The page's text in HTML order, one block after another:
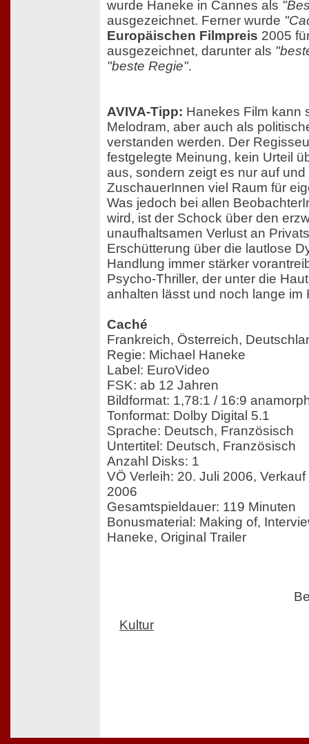
wurde Haneke in Cannes als
ausgezeichnet. Ferner wurde
Europäischen Filmpreis 2005
ausgezeichnet, darunter als
"beste Regie".
AVIVA-Tipp: Hanekes Film kann
Melodram, aber auch als
verstanden werden. Der
festgelegte Meinung, kein Urteil
aus, sondern zeigt es nur auf
ZuschauerInnen viel Raum für
Was jedoch bei allen
wird, ist der Schock über den
unaufhaltsamen Verlust an
Erschütterung über die lautlose
Handlung immer stärker
Psycho-Thriller, der unter die
anhalten lässt und noch lange im
Caché
Frankreich, Österreich,
Regie: Michael Haneke
Label: EuroVideo
FSK: ab 12 Jahren
Bildformat: 1,78:1 / 16:9
Tonformat: Dolby Digital 5.1
Sprache: Deutsch, Französisch
Untertitel: Deutsch, Französisch
Anzahl Disks: 1
VÖ Verleih: 20. Juli 2006,
2006
Gesamtspieldauer: 119 Minuten
Bonusmaterial: Making of,
Haneke, Original Trailer
Kultur